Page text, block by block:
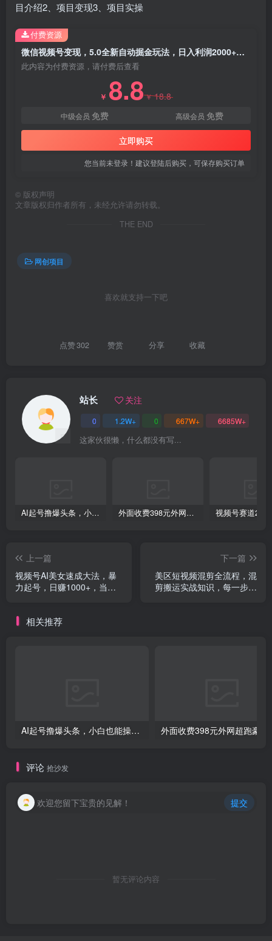
目介绍2、项目变现3、项目实操
微信视频号变现，5.0全新自动掘金玩法，日入利润2000+有手就行
此内容为付费资源，请付费后查看
￥ 8.8￥18.8
中级会员 免费 高级会员 免费
立即购买
您当前未登录！建议登陆后购买，可保存购买订单
付费资源
© 版权声明
文章版权归作者所有，未经允许请勿转载。
THE END
网创项目
喜欢就支持一下吧
点赞302 赞赏 分享 收藏
站长 关注
0 1.2W+ 0 667W+ 6685W+
这家伙很懒，什么都没有写...
AI起号撸爆头条，小白也能操作，日入2000+ 外面收费398元外网超跑豪车汽车视频搬运至快手抖音上热门项目
上一篇
视频号AI美女速成大法，暴
力起号，日赚1000+，当天
下一篇
美区短视频混剪全流程，混
剪搬运实战知识，每一步都
相关推荐
AI起号撸爆头条，小白也能操作，日入2000+
评论 抢沙发
欢迎您留下宝贵的见解！ 提交
暂无评论内容